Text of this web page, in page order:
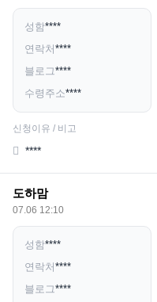
성함****
연락처 ****
블로그****
수령주소****
신청이유 / 비고
****
도하맘
07.06 12:10
성함****
연락처 ****
블로그****